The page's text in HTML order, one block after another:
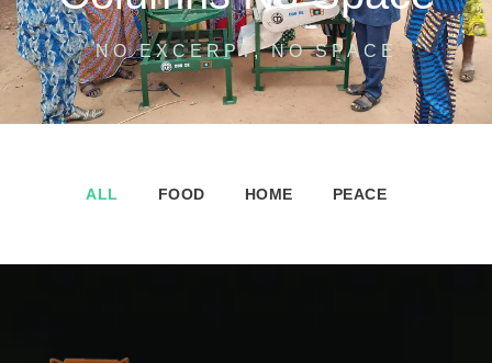
NO EXCERPT, NO SPACE
ALL FOOD HOME PEACE